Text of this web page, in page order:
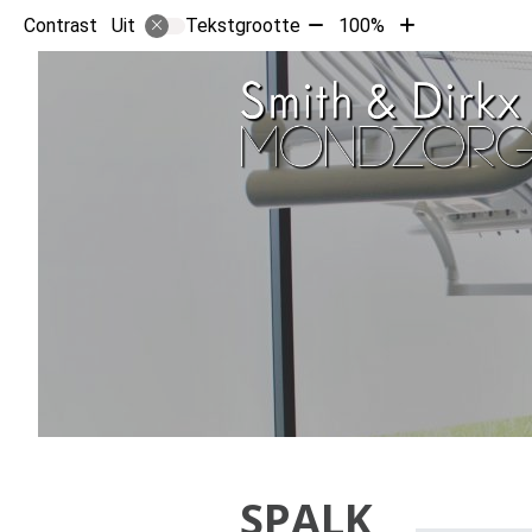
Contrast Uit Tekstgrootte Tekst
verkleinen
met
10%
100%
Tekst
vergroten
met
10%
SPALK